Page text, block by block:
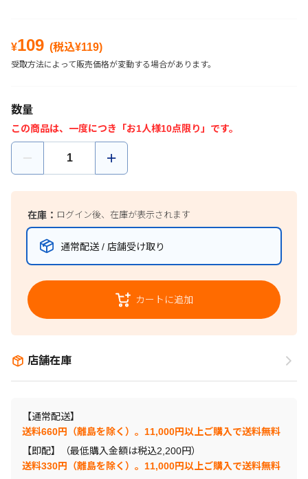
¥109 (税込¥119)
受取方法によって販売価格が変動する場合があります。
数量
この商品は、一度につき「お1人様10点限り」です。
在庫： ログイン後、在庫が表示されます
通常配送 / 店舗受け取り
カートに追加
店舗在庫
【通常配送】
送料660円（離島を除く）。11,000円以上ご購入で送料無料
【即配】（最低購入金額は税込2,200円）
送料330円（離島を除く）。11,000円以上ご購入で送料無料